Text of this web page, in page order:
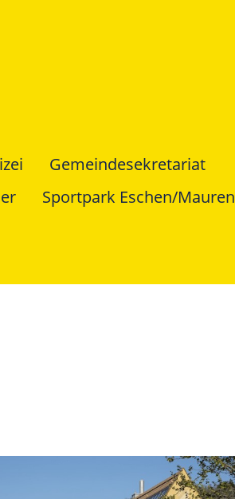
Gemeindesekretariat
Sportpark Eschen/Mauren